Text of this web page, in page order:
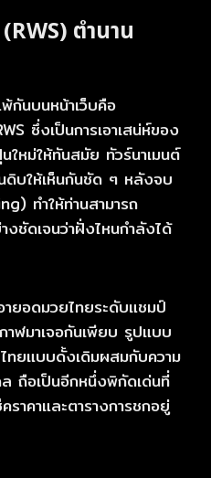
ตำนาน
กันบนหน้าเว็บคือ
ซึ่งเป็นการเอาเสน่ห์ของ
ใหม่ให้ทันสมัย ทัวร์นาเมนต์
ดิบให้เห็นกันชัด ๆ หลังจบ
ทำให้ท่านสามารถ
งชัดเจนว่าฝั่งไหนกำลังได้
ายอดมวยไทยระดับแชมป์
ฬมาเจอกันเพียบ รูปแบบ
ทยแบบดั้งเดิมผสมกับความ
ล ถือเป็นอีกหนึ่งพิกัดเด่นที่
ราคาและตารางการชกอยู่